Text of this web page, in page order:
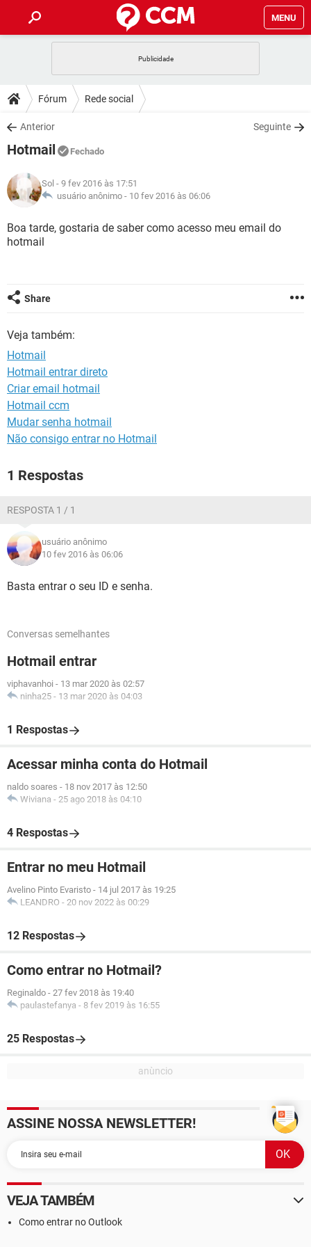
MENU
CELULAR
OUTLOOK
INSTAGRAM
GUIA DE COMPRAS
DICAS
JOGOS
INSTAGRAM
DOWNLOADS
JOGOS
CELULAR
OUTLOOK EXCEL
INSTAGRAM
GUIA DE COMPRAS
JOGOS
OUTLOOK EXCEL
GLOSSÁRIO
CELULAR
INSTAGRAM
Fórum Rede social
Anterior Seguinte
Hotmail Fechado
Sol - 9 fev 2016 às 17:51
usuário anônimo - 10 fev 2016 às 06:06
Boa tarde, gostaria de saber como acesso meu email do
hotmail
Share
Veja também:
Hotmail
Hotmail entrar direto
Criar email hotmail
Hotmail ccm
Mudar senha hotmail
Não consigo entrar no Hotmail
1 Respostas
RESPOSTA 1 / 1
usuário anônimo
10 fev 2016 às 06:06
Basta entrar o seu ID e senha.
Conversas semelhantes
Hotmail entrar
viphavanhoi - 13 mar 2020 às 02:57
ninha25 - 13 mar 2020 às 04:03
1 Respostas
Acessar minha conta do Hotmail
naldo soares - 18 nov 2017 às 12:50
Wiviana - 25 ago 2018 às 04:10
4 Respostas
Entrar no meu Hotmail
Avelino Pinto Evaristo - 14 jul 2017 às 19:25
LEANDRO - 20 nov 2022 às 00:29
12 Respostas
Como entrar no Hotmail?
Reginaldo - 27 fev 2018 às 19:40
paulastefanya - 8 fev 2019 às 16:55
25 Respostas
ASSINE NOSSA NEWSLETTER!
VEJA TAMBÉM
Como entrar no Outlook